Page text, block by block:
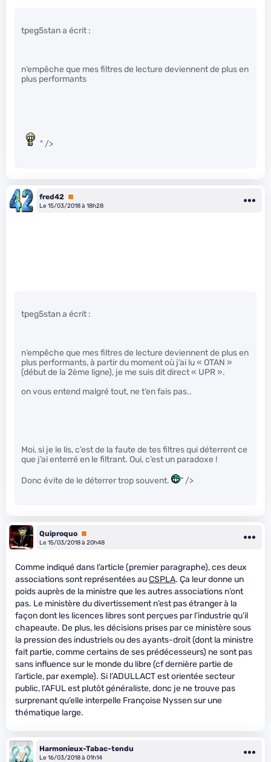
tpeg5stan a écrit :
n’empêche que mes filtres de lecture deviennent de plus en
plus performants
" />
fred42 Premium
Le 15/03/2018 à 18h28
tpeg5stan a écrit :
n’empêche que mes filtres de lecture deviennent de plus en
plus performants, à partir du moment où j’ai lu « OTAN »
(début de la 2ème ligne), je me suis dit direct « UPR ».
on vous entend malgré tout, ne t’en fais pas..
Moi, si je le lis, c’est de la faute de tes filtres qui déterrent ce
que j’ai enterré en le filtrant. Oui, c’est un paradoxe !
Donc évite de le déterrer trop souvent. " />
Quiproquo Premium
Le 15/03/2018 à 20h48
Comme indiqué dans l’article (premier paragraphe), ces deux
associations sont représentées auCSPLA. Ça leur donne un
poids auprès de la ministre que les autres associations n’ont
pas. Le ministère du divertissement n’est pas étranger à la
façon dont les licences libres sont perçues par l’industrie qu’il
chapeaute. De plus, les décisions prises par ce ministère sous
la pression des industriels ou des ayants-droit (dont la ministre
fait partie, comme certains de ses prédécesseurs) ne sont pas
sans influence sur le monde du libre (cf dernière partie de
l’article, par exemple). Si l’ADULLACT est orientée secteur
public, l’AFUL est plutôt généraliste, donc je ne trouve pas
surprenant qu’elle interpelle Françoise Nyssen sur une
thématique large.
Harmonieux-Tabac-tendu
Le 16/03/2018 à 01h14